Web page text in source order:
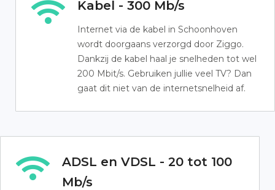
Kabel - 300 Mb/s
Internet via de kabel in Schoonhoven
wordt doorgaans verzorgd door Ziggo.
Dankzij de kabel haal je snelheden tot wel
200 Mbit/s. Gebruiken jullie veel TV? Dan
gaat dit niet van de internetsnelheid af.
ADSL en VDSL - 20 tot 100
Mb/s